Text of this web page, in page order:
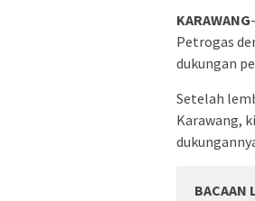
KARAWANG
Petrogas
dukungan
Setelah
Karawang,
BACAAN